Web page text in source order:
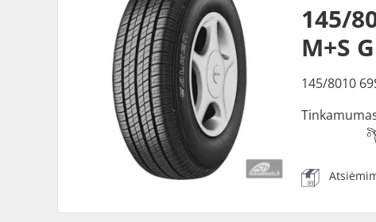
145/
M+S
145/8010